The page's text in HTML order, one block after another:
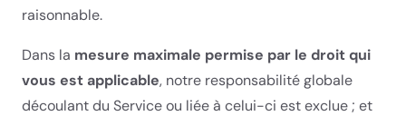
raisonnable.
Dans la mesure maximale permise par le droit qui
vous est applicable, notre responsabilité globale
découlant du Service ou liée à celui-ci est exclue ; et